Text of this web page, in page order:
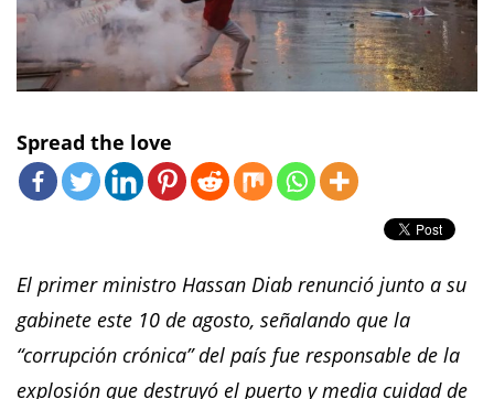
Spread the love
El primer ministro Hassan Diab renunció junto a su
gabinete este 10 de agosto, señalando que la
“corrupción crónica” del país fue responsable de la
explosión que destruyó el puerto y media cuidad de